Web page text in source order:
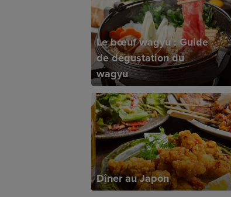
Le bœuf wagyu : Guide
de dégustation du
wagyu
Dîner au Japon